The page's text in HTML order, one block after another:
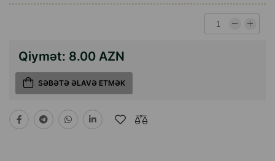
Qiymət: 8.00 AZN
SƏBƏTƏ ƏLAVƏ ETMƏK